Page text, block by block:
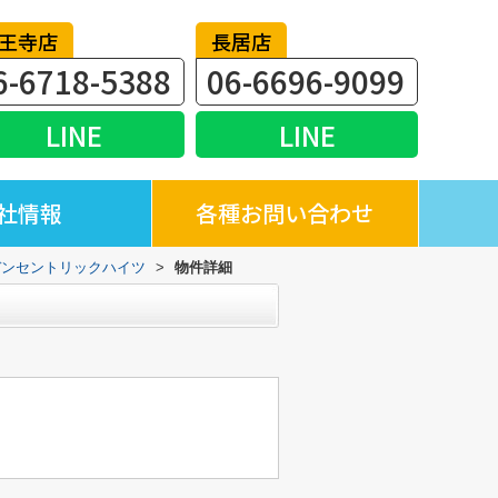
寺店
6718-5388
LINE
長居店
06-6696-9099
LINE
情報 各種お問い合わせ
セントリックハイツ > 物件詳細